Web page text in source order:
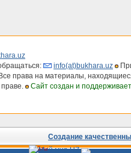
info(at)bukhara.uz
права на материалы,
Сайт создан и
Создание
Сайты